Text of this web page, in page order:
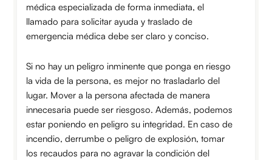
médica especializada de forma inmediata, el
llamado para solicitar ayuda y traslado de
emergencia médica debe ser claro y conciso.
Si no hay un peligro inminente que ponga en riesgo
la vida de la persona, es mejor no trasladarlo del
lugar. Mover a la persona afectada de manera
innecesaria puede ser riesgoso. Además, podemos
estar poniendo en peligro su integridad. En caso de
incendio, derrumbe o peligro de explosión, tomar
los recaudos para no agravar la condición del